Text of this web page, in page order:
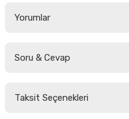
Yorumlar
Soru & Cevap
Taksit Seçenekleri